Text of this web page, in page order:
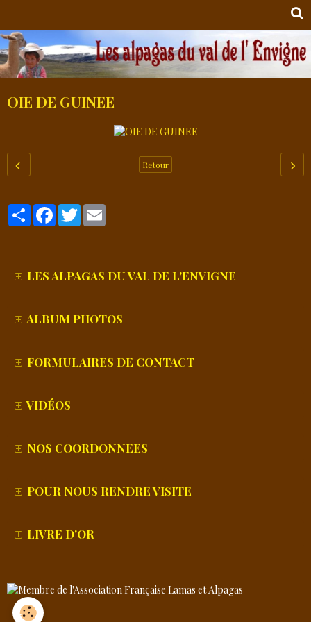
OIE DE GUINEE
Retour
PartagerFacebook
Twitter
LES ALPAGAS DU VAL DE L'ENVIGNE
ALBUM PHOTOS
FORMULAIRES DE CONTACT
VIDÉOS
NOS COORDONNEES
POUR NOUS RENDRE VISITE
LIVRE D'OR